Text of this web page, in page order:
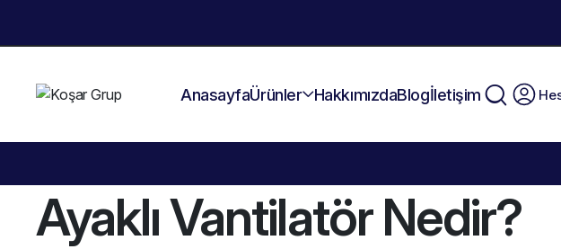
AnasayfaÜrünler HakkımızdaBlogİletişim
Ayaklı Vantilatör Nedir?